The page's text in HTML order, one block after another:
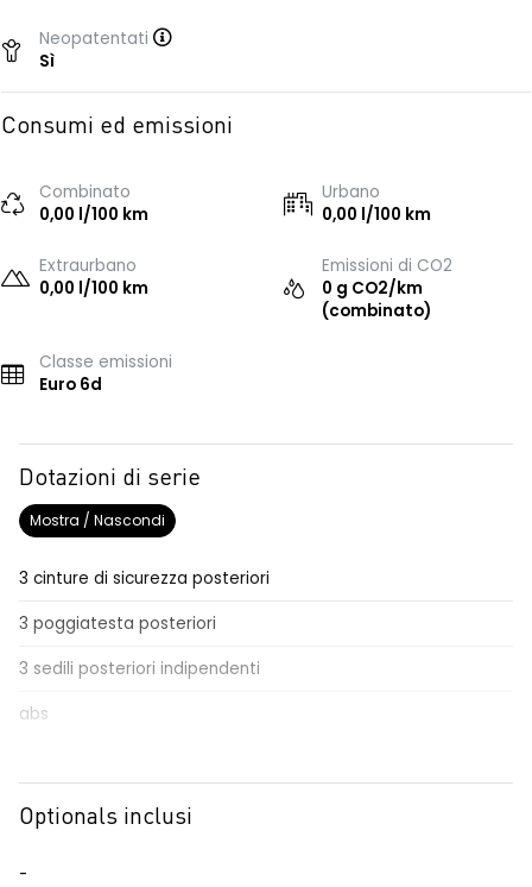
Neopatentati
Sì
Consumi ed emissioni
Combinato
0,00 l/100 km
Urbano
0,00 l/100 km
Extraurbano
0,00 l/100 km
Emissioni di CO2
0 g CO2/km
(combinato)
Classe emissioni
Euro 6d
Dotazioni di serie
Mostra / Nascondi
3 cinture di sicurezza posteriori
3 poggiatesta posteriori
3 sedili posteriori indipendenti
abs
airbag frontale conducente e passeggero
Optionals inclusi
-